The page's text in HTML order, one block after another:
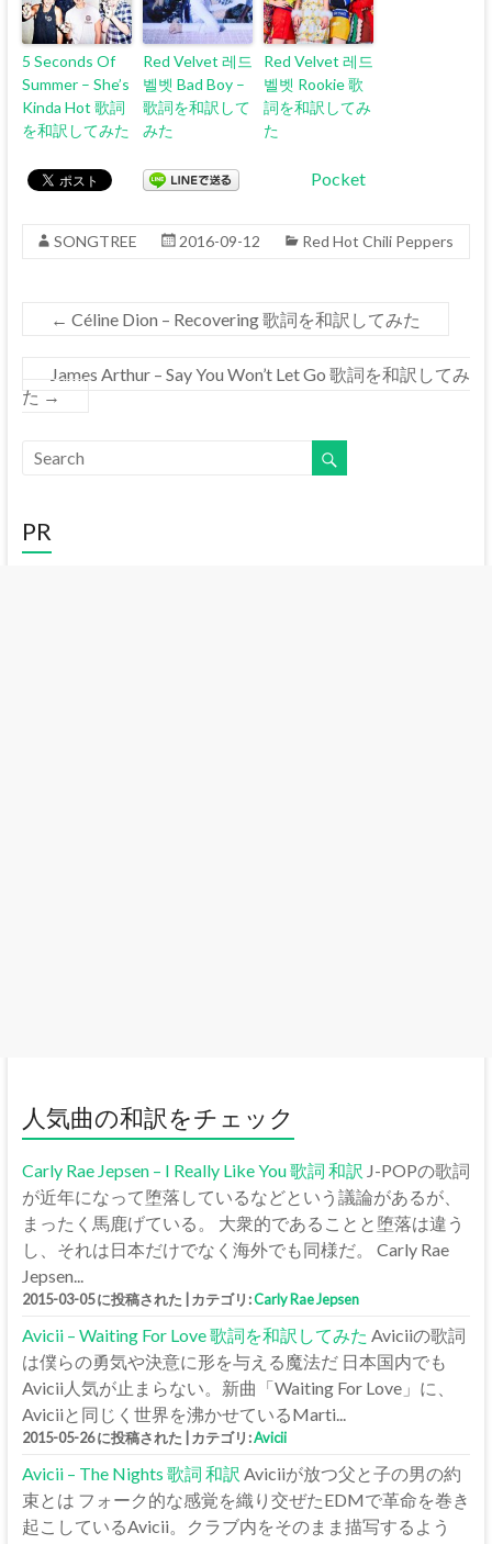
5 Seconds Of
Summer – She’s
Kinda Hot 歌詞
を和訳してみた
Red Velvet 레드
벨벳 Bad Boy –
歌詞を和訳して
みた
Red Velvet 레드
벨벳 Rookie 歌
詞を和訳してみ
た
Pocket
SONGTREE 2016-09-12 Red Hot Chili Peppers
← Céline Dion – Recovering 歌詞を和訳してみた
James Arthur – Say You Won’t Let Go 歌詞を和訳してみ
た →
PR
人気曲の和訳をチェック
Carly Rae Jepsen – I Really Like You 歌詞 和訳 J-POPの歌詞
が近年になって堕落しているなどという議論があるが、
まったく馬鹿げている。 大衆的であることと堕落は違う
し、それは日本だけでなく海外でも同様だ。 Carly Rae
Jepsen...
2015-03-05 に投稿された カテゴリ:Carly Rae Jepsen
Avicii – Waiting For Love 歌詞を和訳してみた Aviciiの歌詞
は僕らの勇気や決意に形を与える魔法だ 日本国内でも
Avicii人気が止まらない。新曲「Waiting For Love」に、
Aviciiと同じく世界を沸かせているMarti...
2015-05-26 に投稿された カテゴリ:Avicii
Avicii – The Nights 歌詞 和訳 Aviciiが放つ父と子の男の約
束とは フォーク的な感覚を織り交ぜたEDMで革命を巻き
起こしているAvicii。クラブ内をそのまま描写するよう